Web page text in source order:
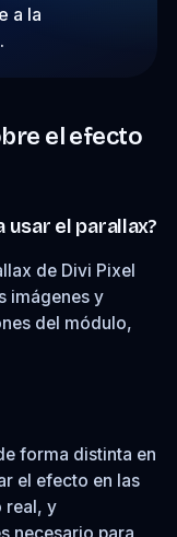
a la
el efecto
el parallax?
de Divi Pixel
imágenes y
del módulo,
forma distinta en
el efecto en las
real, y